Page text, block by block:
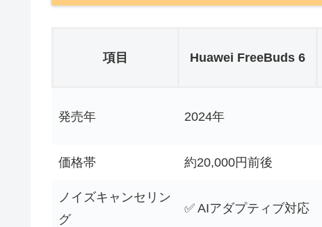
項目 Huawei FreeBuds 6
発売年 2024年
価格帯 約20,000円前後
ノイズキャンセリン
グ
✅ AIアダプティブ対応